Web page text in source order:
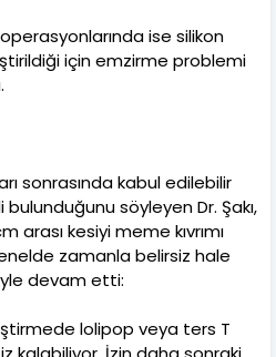
ise silikon
için emzirme problemi
sonrasında kabul edilebilir
söyleyen Dr. Şakı,
kesiyi meme kıvrımı
zamanla belirsiz hale
devam etti:
lolipop veya ters T